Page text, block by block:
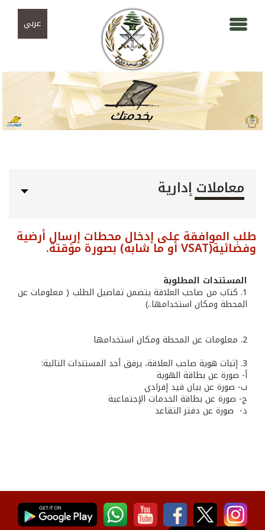
عربي
معاملات إدارية
طلب الموافقة على إدخال محطات إرسال أرضية
وفضائية(VSAT أو ما شابه) بصورة مؤقتة.
المستندات المطلوبة
1. كتاب من صاحب العلاقة يتضمن تفاصيل الطلب ( معلومات عن
المحطة ومكان استخدامها..)
2. معلومات عن المحطة ومكان استخدامها
3. إثبات هوية صاحب العلاقة، يرفق أحد المستندات التالية:
أ- صورة عن بطاقة الهوية
ب‌- صورة عن بيان قيد إفرادي
ج- صورة عن بطاقة الخدمات الإجتماعية
‌د- صورة عن دفتر التقاعد